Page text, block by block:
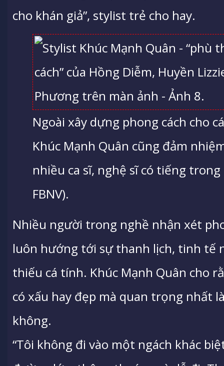
cho khán giả”, stylist trẻ cho hay.
Ngoài xây dựng phong cách cho
Khúc Mạnh Quân cũng đảm
nhiều ca sĩ, nghệ sĩ có tiếng
FBNV).
Nhiều người trong nghề nhận xét
luôn hướng tới sự thanh lịch, tinh tế
thiếu cá tính. Khúc Mạnh Quân cho
có xấu hay đẹp mà quan trọng nhất
không.
“Tôi không đi vào một ngách khác